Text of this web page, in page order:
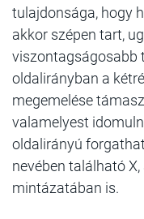
tulajdonsága, hogy
akkor szépen tart,
viszontagságosabb
oldalirányban a
megemelése
valamelyest
oldalirányú
nevében található
mintázatában is.